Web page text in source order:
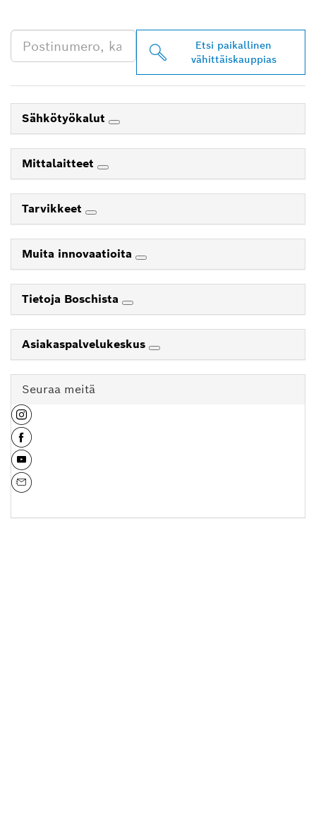
Etsi paikallinen
vähittäiskauppias
Sähkötyökalut
Mittalaitteet
Tarvikkeet
Muita innovaatioita
Tietoja Boschista
Asiakaspalvelukeskus
Seuraa meitä